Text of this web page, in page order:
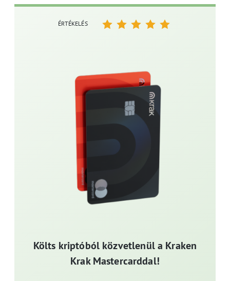
Költs kriptóból közvetlenül a Kraken
Krak Mastercarddal!
ÉRTÉKELÉS